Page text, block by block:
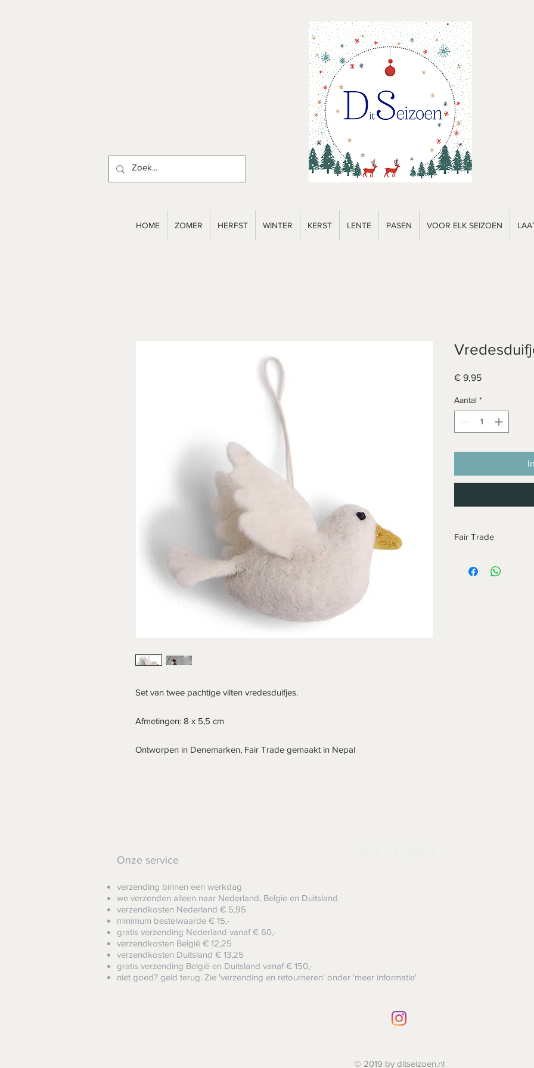
HOME ZOMER HERFST WINTER KERST LENTE PASEN VOOR ELK SEIZOEN
Set van twee pachtige vilten vredesduifjes.
Afmetingen: 8 x 5,5 cm
Ontworpen in Denemarken, Fair Trade gemaakt in Nepal
€ 9,95Prijs
Aantal *
Fair Trade
ontworpen door Én
Onze service
verzending binnen een werkdag
we verzenden alleen naar Nederland, Belgie en Duitsland
verzendkosten Nederland € 5,95
minimum bestelwaarde € 15,-
gratis verzending Nederland vanaf € 60,-
verzendkosten België € 12,25
verzendkosten Duitsland € 13,25
gratis verzending België en Duitsland vanaf € 150,-
niet goed? geld terug. Zie 'verzending en retourneren' onder 'meer informatie'
© 2019 by ditseizoen.nl